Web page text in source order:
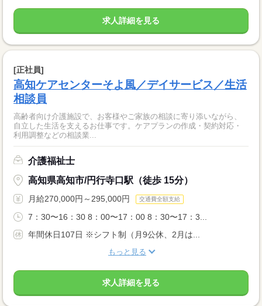
求人詳細を見る
[正社員]
高知ケアセンターそよ風／デイサービス／生活
相談員
高齢者向け介護施設で、お客様やご家族の相談に寄り添いながら、
自立した生活を支えるお仕事です。ケアプランの作成・契約対応・
利用調整などの相談業...
介護福祉士
高知県高知市/円行寺口駅（徒歩 15分）
月給270,000円～295,000円 交通費全額支給
7：30〜16：30 8：00〜17：00 8：30〜17：3...
年間休日107日 ※シフト制（月9公休、2月は...
もっと見る
求人詳細を見る